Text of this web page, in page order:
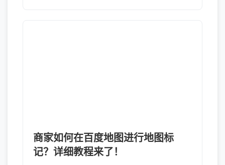
商家如何在百度地图进行地图标
记？详细教程来了！